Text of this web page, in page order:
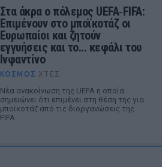
Στα άκρα ο πόλεμος UEFA‑FIFA:
Επιμένουν στο μποϊκοτάζ οι
Ευρωπαίοι και ζητούν
εγγυήσεις και το... κεφάλι του
Ινφαντίνο
ΚΌΣΜΟΣ ΧΤΕΣ
Νέα ανακοίνωση της UEFA η οποία
σημειώνει ότι επιμένει στη θέση της για
μποϊκοτάζ από τις διοργανώσεις της
FIFA